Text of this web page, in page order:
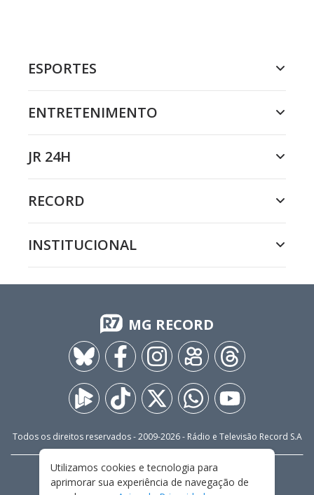
ESPORTES
ENTRETENIMENTO
JR 24H
RECORD
INSTITUCIONAL
MG RECORD
Todos os direitos reservados - 2009-2026- Rádio e Televisão Record S.A
FALE CONOSCO
PRIVACIDADE
TERMOS E CONDIÇÕES DE USO
Utilizamos cookies e tecnologia para
aprimorar sua experiência de navegação de